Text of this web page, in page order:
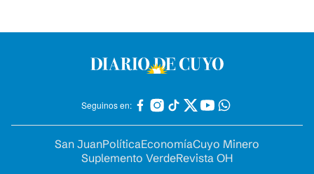
Seguinos en:
San JuanPolíticaEconomíaCuyo Minero
Suplemento VerdeRevista OH